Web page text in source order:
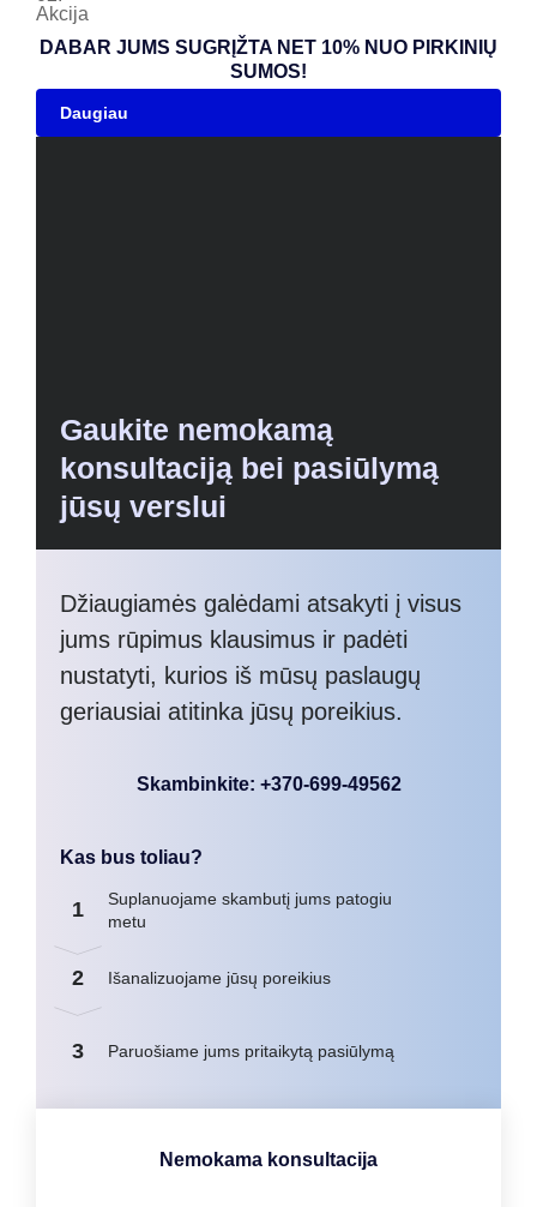
Akcija
DABAR JUMS SUGRĮŽTA NET 10% NUO PIRKINIŲ
SUMOS!
Daugiau
Gaukite nemokamą
konsultaciją bei pasiūlymą
jūsų verslui
Džiaugiamės galėdami atsakyti į visus
jums rūpimus klausimus ir padėti
nustatyti, kurios iš mūsų paslaugų
geriausiai atitinka jūsų poreikius.
Skambinkite: +370-699-49562
Kas bus toliau?
1
Suplanuojame skambutį jums patogiu
metu
2 Išanalizuojame jūsų poreikius
3 Paruošiame jums pritaikytą pasiūlymą
Nemokama konsultacija